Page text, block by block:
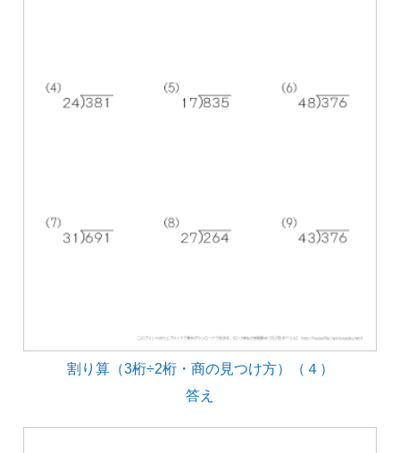
割り算（3桁÷2桁・商の見つけ方）（４）
答え